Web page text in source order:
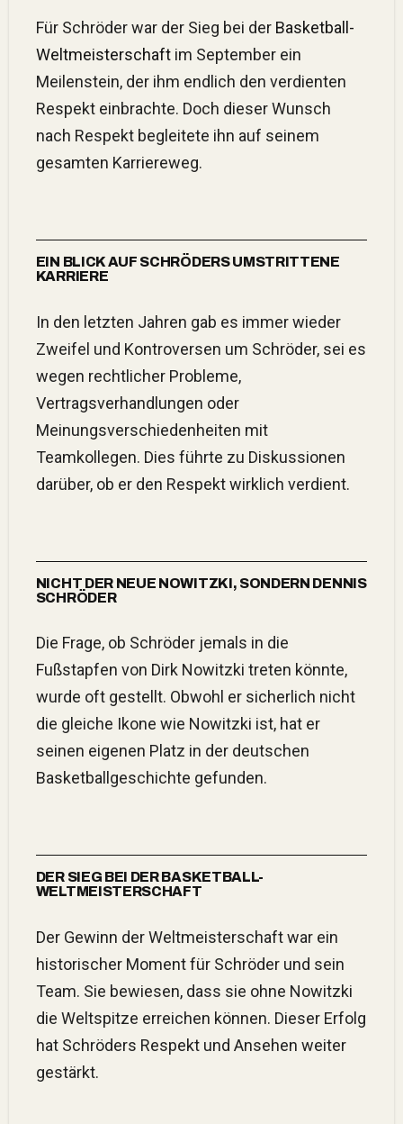
Für Schröder war der Sieg bei der Basketball-
Weltmeisterschaftim September ein
Meilenstein, der ihm endlich den verdienten
Respekt einbrachte. Doch dieser Wunsch
nach Respekt begleitete ihn auf seinem
gesamten Karriereweg.
EIN BLICK AUF SCHRÖDERS UMSTRITTENE
KARRIERE
In den letzten Jahren gab es immer wieder
Zweifel und Kontroversen um Schröder, sei es
wegen rechtlicher Probleme,
Vertragsverhandlungen oder
Meinungsverschiedenheiten mit
Teamkollegen. Dies führte zu Diskussionen
darüber, ob er den Respekt wirklich verdient.
NICHT DER NEUE NOWITZKI, SONDERN DENNIS
SCHRÖDER
Die Frage, ob Schröder jemals in die
Fußstapfen von Dirk Nowitzki treten könnte,
wurde oft gestellt. Obwohl er sicherlich nicht
die gleiche Ikone wie Nowitzki ist, hat er
seinen eigenen Platz in der deutschen
Basketballgeschichte gefunden.
DER SIEG BEI DER BASKETBALL-
WELTMEISTERSCHAFT
Der Gewinn der Weltmeisterschaft war ein
historischer Moment für Schröder und sein
Team. Sie bewiesen, dass sie ohne Nowitzki
die Weltspitze erreichen können. Dieser Erfolg
hat Schröders Respekt und Ansehen weiter
gestärkt.